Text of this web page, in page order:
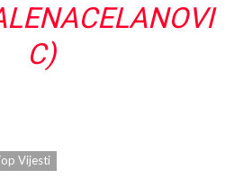
C)
Vijesti